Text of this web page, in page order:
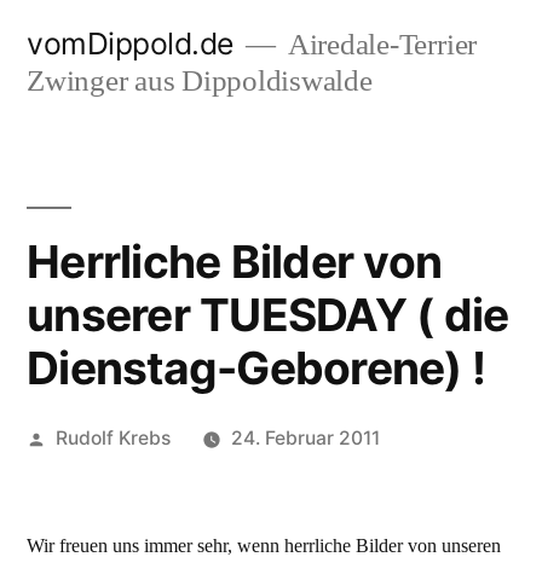
Inhalt
vomDippold.de
Airedale-Terrier
Zwinger aus Dippoldiswalde
Herrliche Bilder von
unserer TUESDAY ( die
Dienstag-Geborene) !
Veröffentlicht
Rudolf Krebs 24. Februar 2011
Wir freuen uns immer sehr, wenn herrliche Bilder von unseren